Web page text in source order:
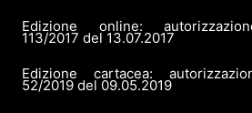
Edizione online:
113/2017 del 13.07.2017
Edizione cartacea:
52/2019 del 09.05.2019